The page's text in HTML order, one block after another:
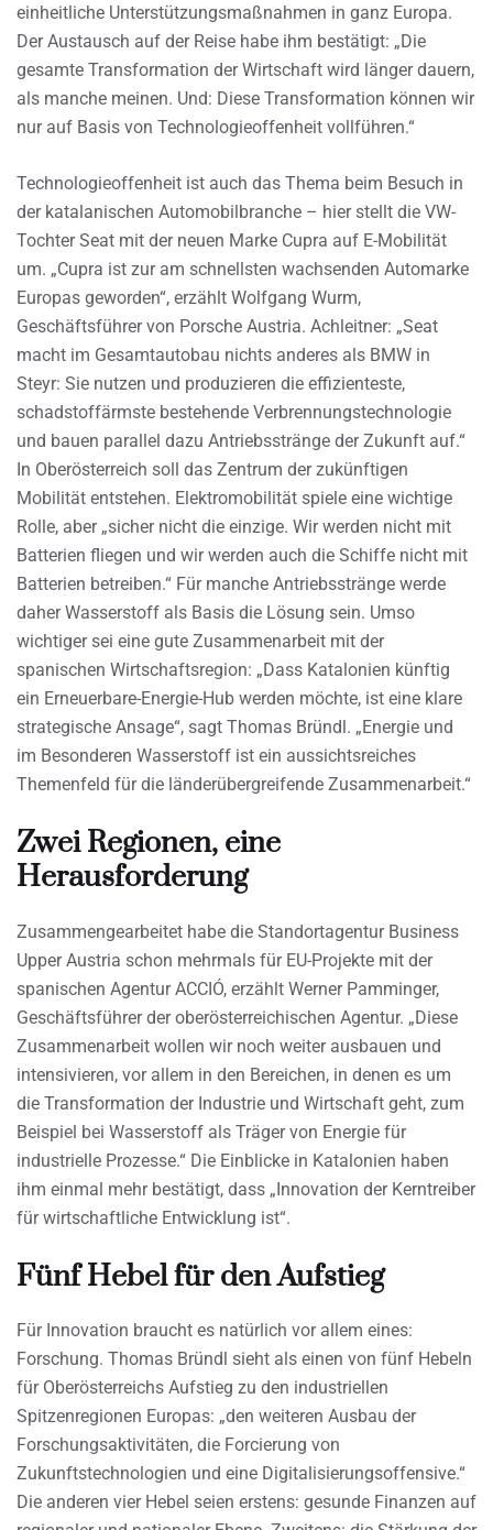
einheitliche Unterstützungsmaßnahmen in ganz Europa.
Der Austausch auf der Reise habe ihm bestätigt: „Die
gesamte Transformation der Wirtschaft wird länger dauern,
als manche meinen. Und: Diese Transformation können wir
nur auf Basis von Technologieoffenheit vollführen.“
Technologieoffenheit ist auch das Thema beim Besuch in
der katalanischen Automobilbranche – hier stellt die VW-
Tochter Seat mit der neuen Marke Cupra auf E-Mobilität
um. „Cupra ist zur am schnellsten wachsenden Automarke
Europas geworden“, erzählt Wolfgang Wurm,
Geschäftsführer von Porsche Austria. Achleitner: „Seat
macht im Gesamtautobau nichts anderes als BMW in
Steyr: Sie nutzen und produzieren die effizienteste,
schadstoffärmste bestehende Verbrennungstechnologie
und bauen parallel dazu Antriebsstränge der Zukunft auf.“
In Oberösterreich soll das Zentrum der zukünftigen
Mobilität entstehen. Elektromobilität spiele eine wichtige
Rolle, aber „sicher nicht die einzige. Wir werden nicht mit
Batterien fliegen und wir werden auch die Schiffe nicht mit
Batterien betreiben.“ Für manche Antriebsstränge werde
daher Wasserstoff als Basis die Lösung sein. Umso
wichtiger sei eine gute Zusammenarbeit mit der
spanischen Wirtschaftsregion: „Dass Katalonien künftig
ein Erneuerbare-Energie-Hub werden möchte, ist eine klare
strategische Ansage“, sagt Thomas Bründl. „Energie und
im Besonderen Wasserstoff ist ein aussichtsreiches
Themenfeld für die länderübergreifende Zusammenarbeit.“
Zwei Regionen, eine
Herausforderung
Zusammengearbeitet habe die Standortagentur Business
Upper Austria schon mehrmals für EU-Projekte mit der
spanischen Agentur ACCIÓ, erzählt Werner Pamminger,
Geschäftsführer der oberösterreichischen Agentur. „Diese
Zusammenarbeit wollen wir noch weiter ausbauen und
intensivieren, vor allem in den Bereichen, in denen es um
die Transformation der Industrie und Wirtschaft geht, zum
Beispiel bei Wasserstoff als Träger von Energie für
industrielle Prozesse.“ Die Einblicke in Katalonien haben
ihm einmal mehr bestätigt, dass „Innovation der Kerntreiber
für wirtschaftliche Entwicklung ist“.
Fünf Hebel für den Aufstieg
Für Innovation braucht es natürlich vor allem eines:
Forschung. Thomas Bründl sieht als einen von fünf Hebeln
für Oberösterreichs Aufstieg zu den industriellen
Spitzenregionen Europas: „den weiteren Ausbau der
Forschungsaktivitäten, die Forcierung von
Zukunftstechnologien und eine Digitalisierungsoffensive.“
Die anderen vier Hebel seien erstens: gesunde Finanzen auf